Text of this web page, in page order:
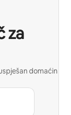
za
domaćin